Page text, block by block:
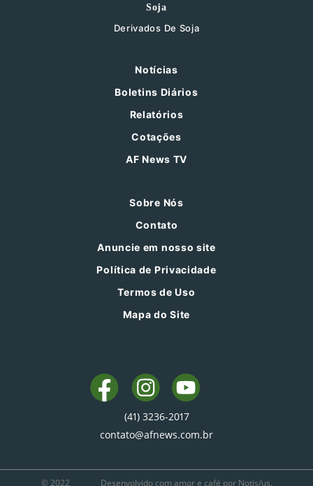
Soja
Derivados De Soja
Notícias
Boletins Diários
Relatórios
Cotações
AF News TV
Sobre Nós
Contato
Anuncie em nosso site
Política de Privacidade
Termos de Uso
Mapa do Site
(41) 3236-2017
contato@afnews.com.br
© 2022 Desenvolvido com amor e café por Notis/us.